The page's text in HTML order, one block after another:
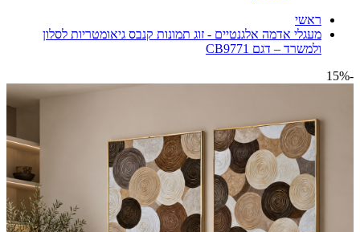
ראשי
מעגלי אדמה אלגנטיים - זוג תמונות קנבס גיאומטריות לסלון
ולמשרד – דגם CB9771
-15%